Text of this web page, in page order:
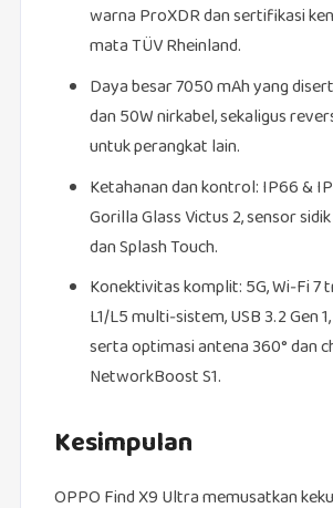
warna ProXDR dan sertifikasi
mata TÜV Rheinland.
Daya besar 7050 mAh yang
dan 50W nirkabel, sekaligus
untuk perangkat lain.
Ketahanan dan kontrol: IP66 &
Gorilla Glass Victus 2, sensor
dan Splash Touch.
Konektivitas komplit: 5G, Wi‑Fi 7
L1/L5 multi‑sistem, USB 3.2 Gen
serta optimasi antena 360° dan
NetworkBoost S1.
Kesimpulan
OPPO Find X9 Ultra memusatkan